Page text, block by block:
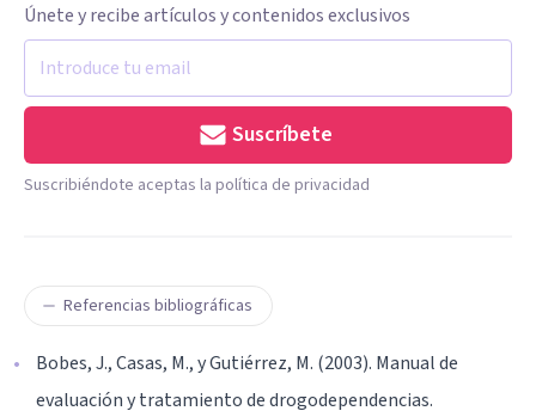
Únete y recibe artículos y contenidos exclusivos
Suscríbete
Suscribiéndote aceptas la política de privacidad
Referencias bibliográficas
Bobes, J., Casas, M., y Gutiérrez, M. (2003). Manual de
evaluación y tratamiento de drogodependencias.